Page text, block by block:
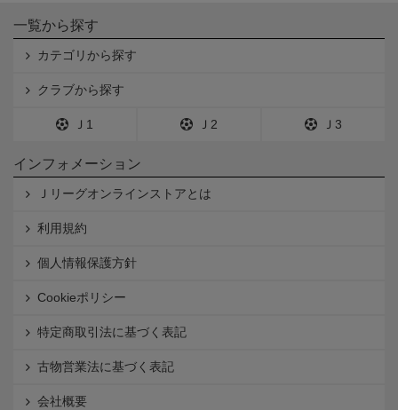
一覧から探す
カテゴリから探す
クラブから探す
Ｊ1 Ｊ2 Ｊ3
インフォメーション
Ｊリーグオンラインストアとは
利用規約
個人情報保護方針
Cookieポリシー
特定商取引法に基づく表記
古物営業法に基づく表記
会社概要